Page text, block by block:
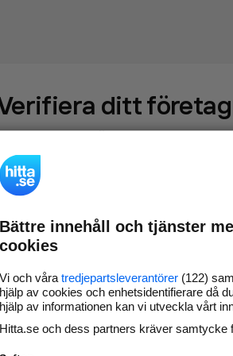
ditt företag
som69 557företag - ta kontroll
hitta.se och syns bättre mot kunder i ditt
kostnadsfritt.
Uppdatera din
företagsinformation
Gå vidare
Bättre innehåll och tjänster
cookies
Vi och våra tredjepartsleverantörer (122)
hjälp av cookies och enhetsidentifierare då
hjälp av informationen kan vi utveckla vårt
Hitta.se och dess partners kräver samtycke